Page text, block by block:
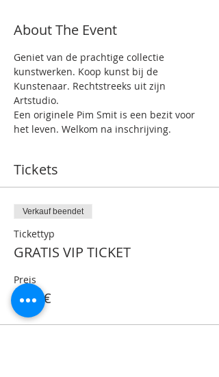
About The Event
Geniet van de prachtige collectie
kunstwerken. Koop kunst bij de
Kunstenaar. Rechtstreeks uit zijn
Artstudio.
Een originele Pim Smit is een bezit voor
het leven. Welkom na inschrijving.
Tickets
Verkauf beendet
Tickettyp
GRATIS VIP TICKET
Preis
0,00 €